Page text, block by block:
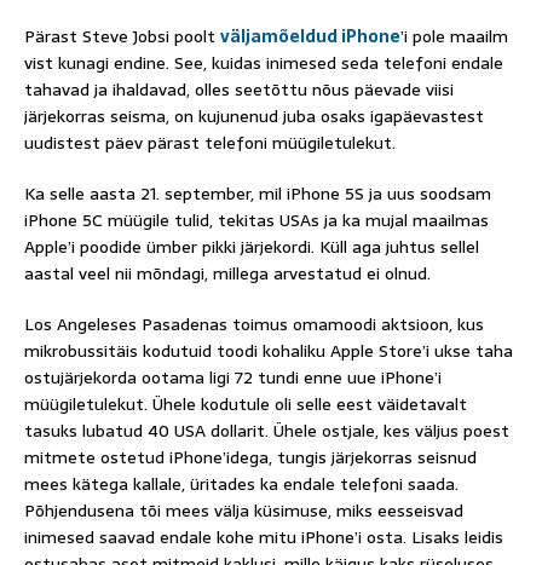
Pärast Steve Jobsi poolt väljamõeldud iPhone’i pole maailm
vist kunagi endine. See, kuidas inimesed seda telefoni endale
tahavad ja ihaldavad, olles seetõttu nõus päevade viisi
järjekorras seisma, on kujunenud juba osaks igapäevastest
uudistest päev pärast telefoni müügiletulekut.
Ka selle aasta 21. september, mil iPhone 5S ja uus soodsam
iPhone 5C müügile tulid, tekitas USAs ja ka mujal maailmas
Apple’i poodide ümber pikki järjekordi. Küll aga juhtus sellel
aastal veel nii mõndagi, millega arvestatud ei olnud.
Los Angeleses Pasadenas toimus omamoodi aktsioon, kus
mikrobussitäis kodutuid toodi kohaliku Apple Store’i ukse taha
ostujärjekorda ootama ligi 72 tundi enne uue iPhone’i
müügiletulekut. Ühele kodutule oli selle eest väidetavalt
tasuks lubatud 40 USA dollarit. Ühele ostjale, kes väljus poest
mitmete ostetud iPhone’idega, tungis järjekorras seisnud
mees kätega kallale, üritades ka endale telefoni saada.
Põhjendusena tõi mees välja küsimuse, miks eesseisvad
inimesed saavad endale kohe mitu iPhone’i osta. Lisaks leidis